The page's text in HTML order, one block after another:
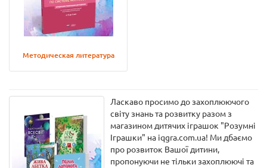
Методическая литература
Ласкаво просимо до захоплюючого
світу знань та розвитку разом з
магазином дитячих іграшок "Розумні
Іграшки" на iqgra.com.ua! Ми дбаємо
про розвиток Вашої дитини,
пропонуючи не тільки захоплюючі та